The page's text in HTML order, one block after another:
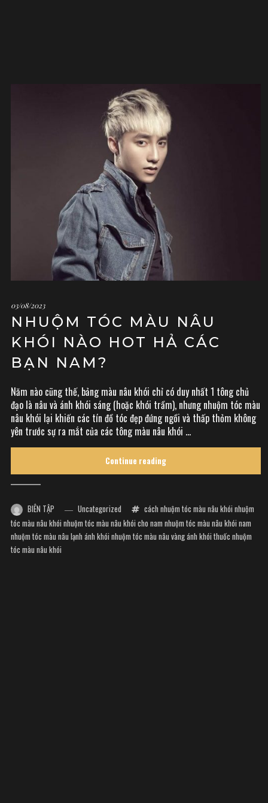
03/08/2023
NHUỘM TÓC MÀU NÂU
KHÓI NÀO HOT HẢ CÁC
BẠN NAM?
Năm nào cũng thế, bảng màu nâu khói chỉ có duy nhất 1 tông chủ
đạo là nâu và ánh khói sáng (hoặc khói trầm), nhưng nhuộm tóc màu
nâu khói lại khiến các tín đồ tóc đẹp đứng ngồi và thấp thỏm không
yên trước sự ra mắt của các tông màu nâu khói ...
Continue reading
BIÊN TẬP Uncategorized cách nhuộm tóc màu nâu khói nhuộm
tóc màu nâu khói nhuộm tóc màu nâu khói cho nam nhuộm tóc màu nâu khói nam
nhuộm tóc màu nâu lạnh ánh khói nhuộm tóc màu nâu vàng ánh khói thuốc nhuộm
tóc màu nâu khói